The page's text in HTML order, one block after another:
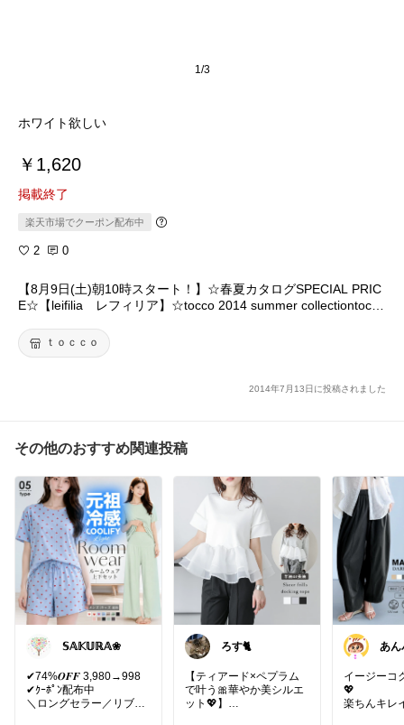
1/3
ホワイト欲しい
￥1,620
掲載終了
楽天市場でクーポン配布中
2 0
【8月9日(土)朝10時スタート！】☆春夏カタログSPECIAL PRIC
E☆【leifilia レフィリア】☆tocco 2014 summer collectiontocco
ｔｏｃｃｏ
2014年7月13日に投稿されました
その他のおすすめ関連投稿
𝕊𝔸𝕂𝕌ℝ𝔸❀
✔︎74%𝑶𝑭𝑭 3,980→998
✔︎ｸｰﾎﾟﾝ配布中
＼ロングセラー／リブ生
ろす🐈
【ティアード×ペプラム
で叶う🎀華やか美シルエ
ット💖】
あん
イージーコ
💖
楽ちんキレ